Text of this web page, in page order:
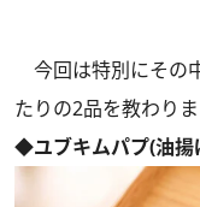
今回は特別にその
たりの2品を教わりま
◆ユブキムパプ(油揚